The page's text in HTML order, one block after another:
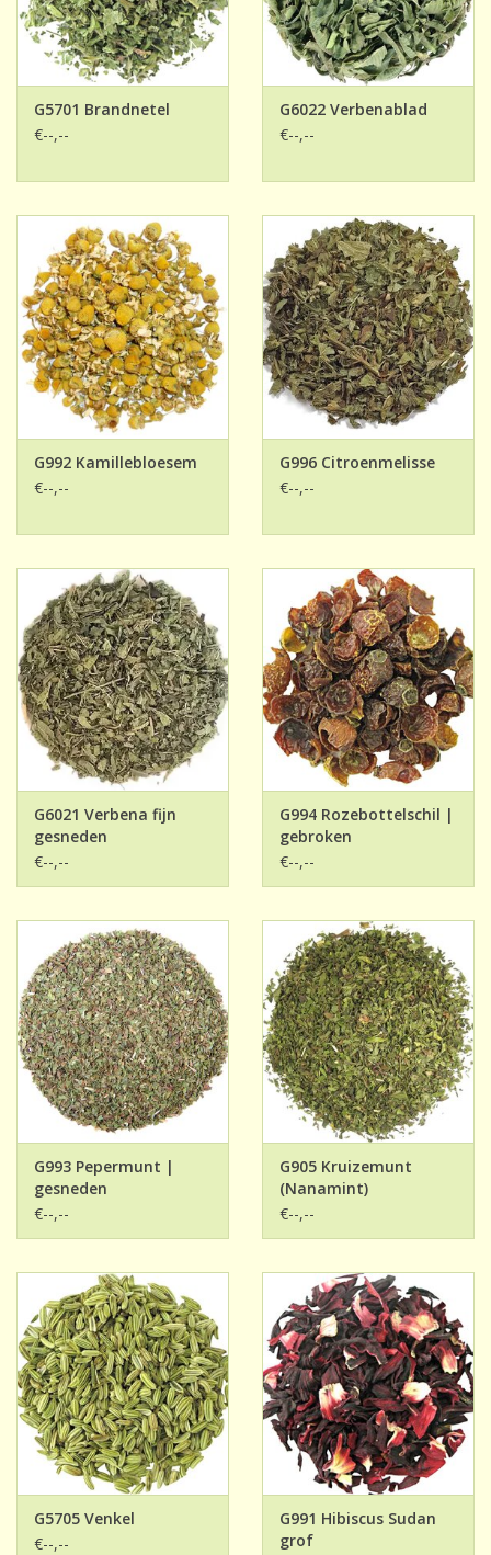
G5701 Brandnetel
€--,--
G6022 Verbenablad
€--,--
G992 Kamillebloesem
€--,--
G996 Citroenmelisse
€--,--
G6021 Verbena fijn
gesneden
€--,--
G994 Rozebottelschil |
gebroken
€--,--
G993 Pepermunt |
gesneden
€--,--
G905 Kruizemunt
(Nanamint)
€--,--
G5705 Venkel
€--,--
G991 Hibiscus Sudan
grof